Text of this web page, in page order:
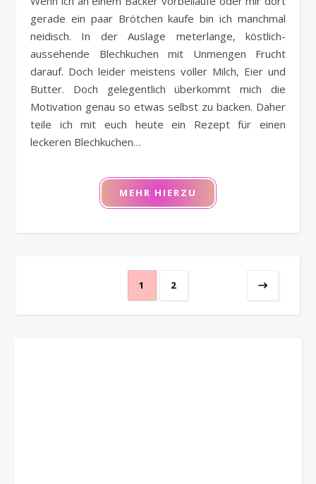
gerade ein paar Brötchen kaufe bin ich manchmal
neidisch. In der Auslage meterlange, köstlich-
aussehende Blechkuchen mit Unmengen Frucht
darauf. Doch leider meistens voller Milch, Eier und
Butter. Doch gelegentlich überkommt mich die
Motivation genau so etwas selbst zu backen. Daher
teile ich mit euch heute ein Rezept für einen
leckeren Blechkuchen…
MEHR HIERZU
1 2